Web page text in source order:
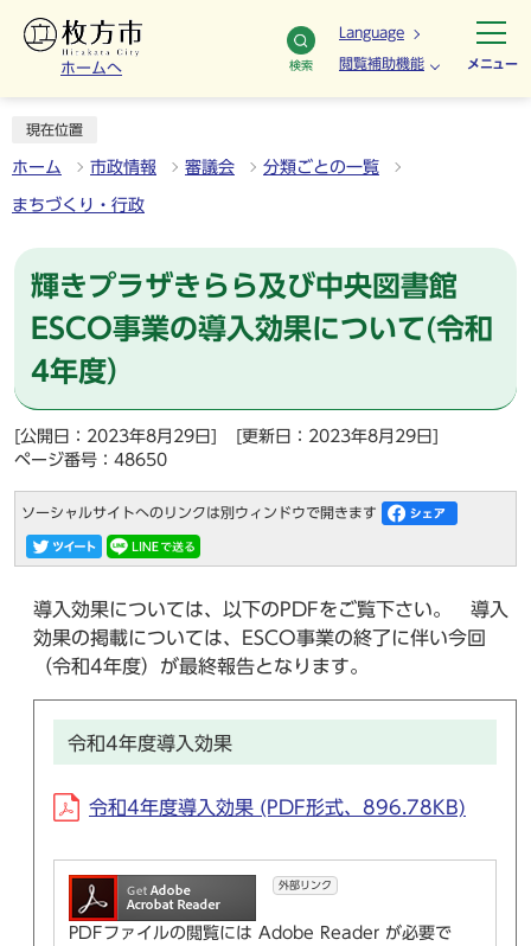
ホームへ 検索
Language
閲覧補助機能 メニュー
現在位置
ホーム 市政情報 審議会 分類ごとの一覧
まちづくり・行政
輝きプラザきらら及び中央図書館
ESCO事業の導入効果について(令和
4年度）
[公開日：2023年8月29日]
[更新日：2023年8月29日]
ページ番号：48650
ソーシャルサイトへのリンクは別ウィンドウで開きます
導入効果については、以下のPDFをご覧下さい。 導入
効果の掲載については、ESCO事業の終了に伴い今回
（令和4年度）が最終報告となります。
令和4年度導入効果
令和4年度導入効果 (PDF形式、896.78KB)
外部リンク
PDFファイルの閲覧には Adobe Reader が必要で